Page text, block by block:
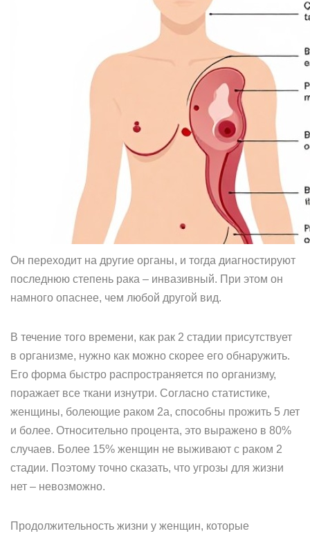
Он переходит на другие органы, и тогда диагностируют
последнюю степень рака – инвазивный. При этом он
намного опаснее, чем любой другой вид.
В течение того времени, как рак 2 стадии присутствует
в организме, нужно как можно скорее его обнаружить.
Его форма быстро распространяется по организму,
поражает все ткани изнутри. Согласно статистике,
женщины, болеющие раком 2а, способны прожить 5 лет
и более. Относительно процента, это выражено в 80%
случаев. Более 15% женщин не выживают с раком 2
стадии. Поэтому точно сказать, что угрозы для жизни
нет – невозможно.
Продолжительность жизни у женщин, которые